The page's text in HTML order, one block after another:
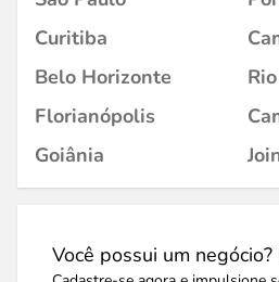
Curitiba
Belo Horizonte
Florianópolis
Goiânia
Você possui um negócio?